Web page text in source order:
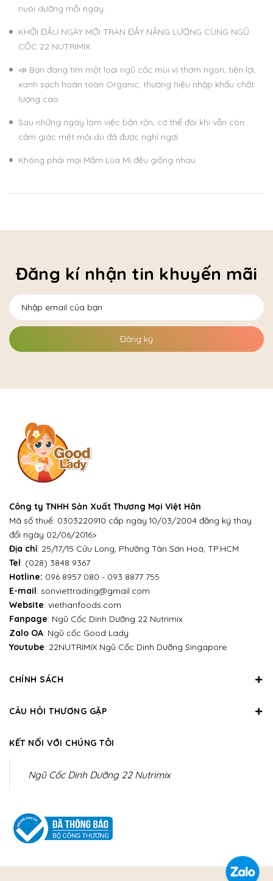
nuôi dưỡng mỗi ngày.
KHỞI ĐẦU NGÀY MỚI TRÀN ĐẦY NĂNG LƯỢNG CÙNG NGŨ
CỐC 22 NUTRIMIX
📣 Bạn đang tìm một loại ngũ cốc mùi vị thơm ngon, tiện lợi,
xanh sạch hoàn toàn Organic, thương hiệu nhập khẩu chất
lượng cao
Sau những ngày làm việc bận rộn, cơ thể đôi khi vẫn còn
cảm giác mệt mỏi dù đã được nghỉ ngơi.
Không phải mọi Mầm Lúa Mì đều giống nhau.
Đăng kí nhận tin khuyến mãi
Đăng ký
Công ty TNHH Sản Xuất Thương Mại Việt Hân
Mã số thuế: 0303220910 cấp ngày 10/03/2004 đăng ký thay
đổi ngày 02/06/2016>
Địa chỉ: 25/17/15 Cửu Long, Phường Tân Sơn Hoà, TP.HCM
Tel: (028) 3848 9367
Hotline: 096 8957 080 - 093 8877 755
E-mail: sonviettrading@gmail.com
Website: viethanfoods.com
Fanpage: Ngũ Cốc Dinh Dưỡng 22 Nutrimix
Zalo OA: Ngũ cốc Good Lady
Youtube: 22NUTRIMIX Ngũ Cốc Dinh Dưỡng Singapore
CHÍNH SÁCH
CÂU HỎI THƯƠNG GẶP
KẾT NỐI VỚI CHÚNG TÔI
Ngũ Cốc Dinh Dưỡng 22 Nutrimix